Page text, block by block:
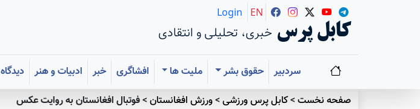
کابل پرس خبری، تحلیلی و انتقادی
Login EN
سردبیر حقوق بشر ملیت ها افشاگری خبر ادبیات و هنر دیدگاه
صفحه نخست>کابل پرس ورزشی>ورزش افغانستان>فوتبال افغانستان به روایت عکس